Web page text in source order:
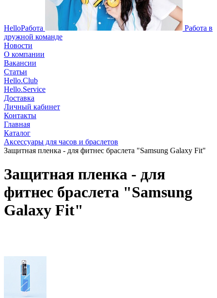
HelloРабота
Работа в
дружной команде
Новости
О компании
Вакансии
Статьи
Hello.Club
Hello.Service
Доставка
Личный кабинет
Контакты
Главная
Каталог
Аксессуары для часов и браслетов
Защитная пленка - для фитнес браслета "Samsung Galaxy Fit"
Защитная пленка - для
фитнес браслета "Samsung
Galaxy Fit"